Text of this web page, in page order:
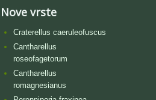
Nove vrste
Craterellus caeruleofuscus
Cantharellus
roseofagetorum
Cantharellus
romagnesianus